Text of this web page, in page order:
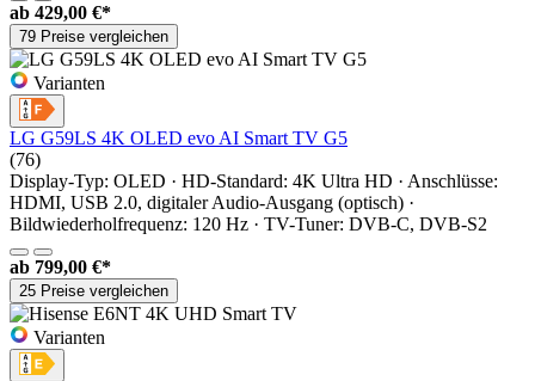
ab 429,00 €*
79 Preise vergleichen
Varianten
LG G59LS 4K OLED evo AI Smart TV G5
(76)
Display-Typ: OLED · HD-Standard: 4K Ultra HD · Anschlüsse:
HDMI, USB 2.0, digitaler Audio-Ausgang (optisch) ·
Bildwiederholfrequenz: 120 Hz · TV-Tuner: DVB-C, DVB-S2
ab 799,00 €*
25 Preise vergleichen
Varianten